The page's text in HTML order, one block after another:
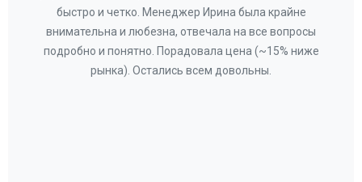
быстро и четко. Менеджер Ирина была крайне
внимательна и любезна, отвечала на все вопросы
подробно и понятно. Порадовала цена (~15% ниже
рынка). Остались всем довольны.